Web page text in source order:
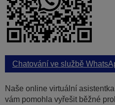
Chatování ve službě
Naše online virtuální
vám pomohla vyřešit běžné